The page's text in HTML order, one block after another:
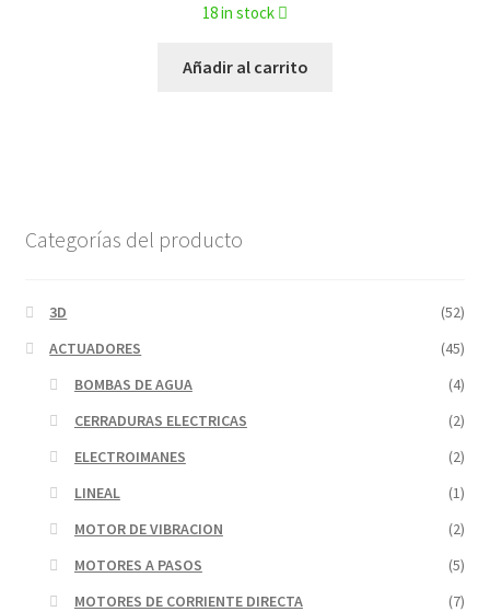
18 in stock
Añadir al carrito
Categorías del producto
3D
(52)
ACTUADORES
(45)
BOMBAS DE AGUA
(4)
CERRADURAS ELECTRICAS
(2)
ELECTROIMANES
(2)
LINEAL
(1)
MOTOR DE VIBRACION
(2)
MOTORES A PASOS
(5)
MOTORES DE CORRIENTE DIRECTA
(7)